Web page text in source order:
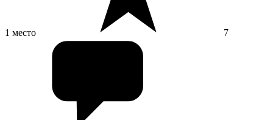
1 место 7